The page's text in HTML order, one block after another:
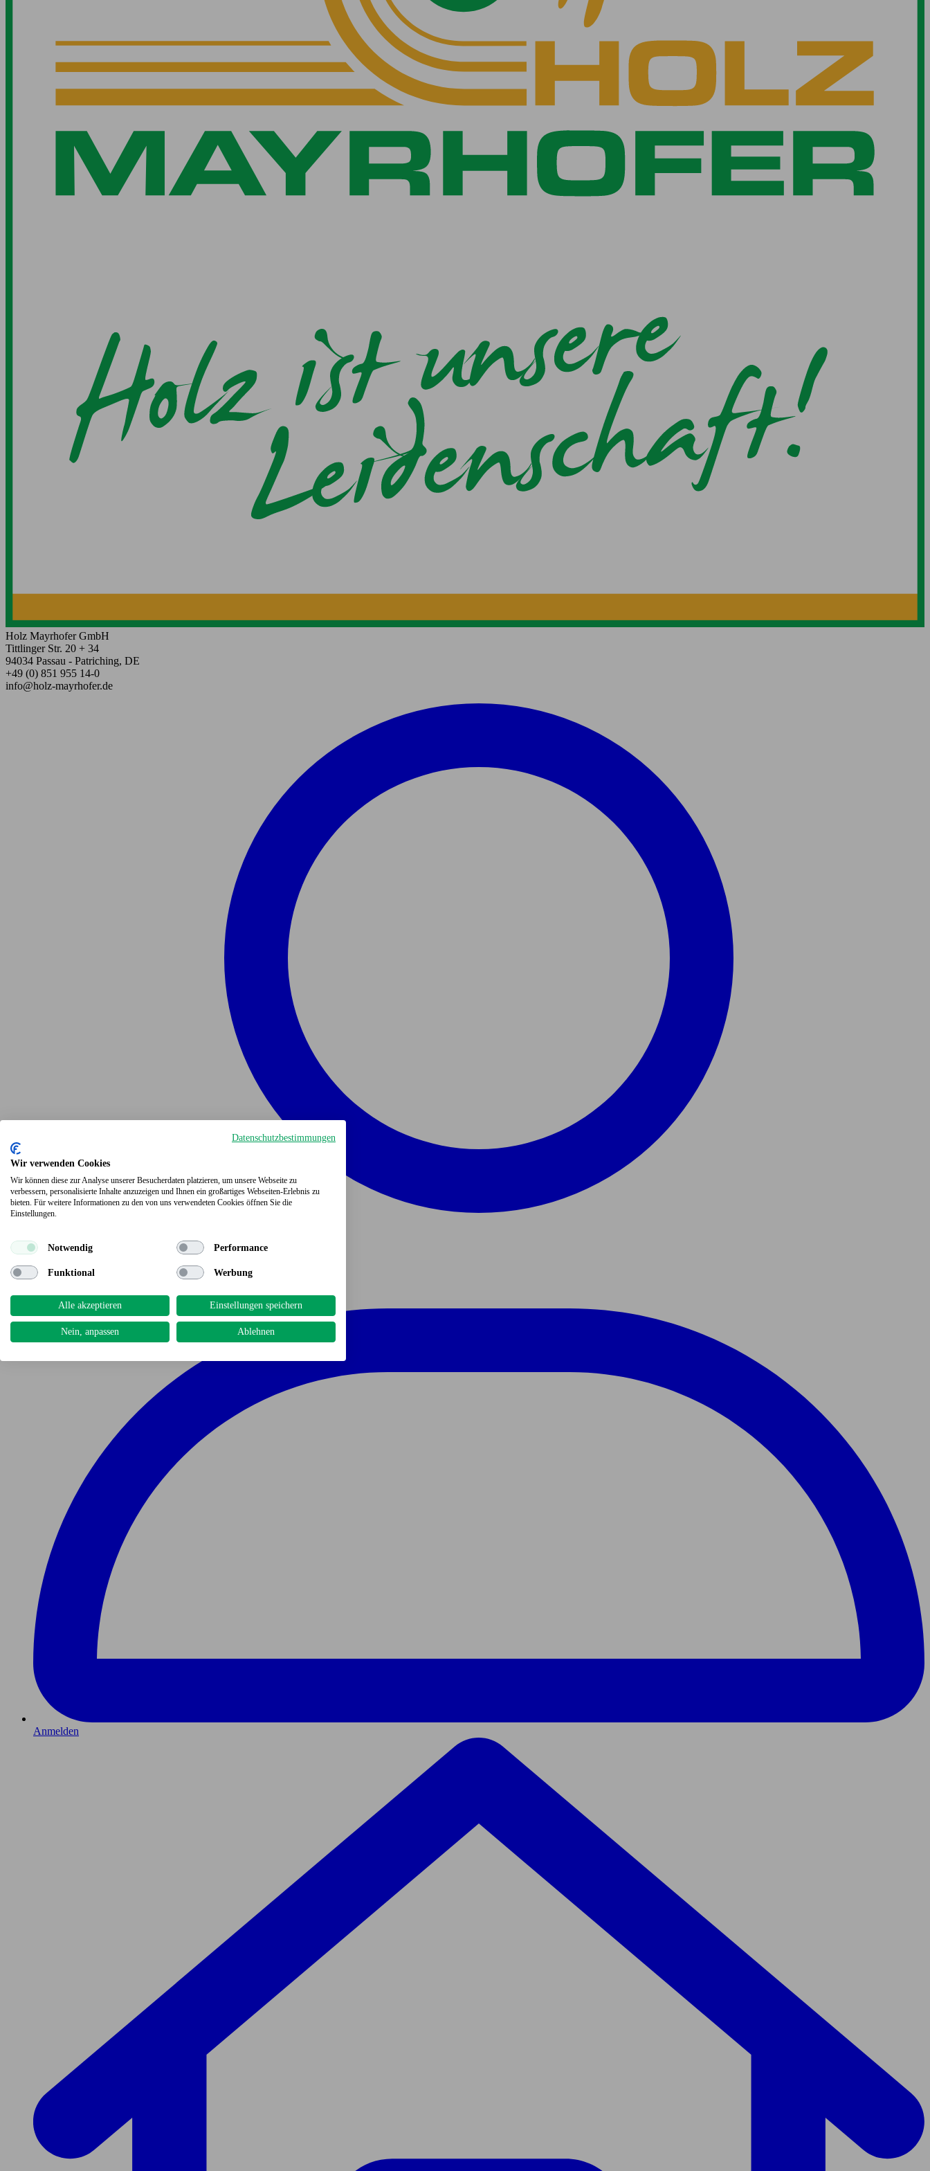
Holz Mayrhofer GmbH
Tittlinger Str. 20 + 34
94034 Passau - Patriching, DE
+49 (0) 851 955 14-0
info@holz-mayrhofer.de
Anmelden
Datenschutzbestimmungen
Wir verwenden Cookies
Wir können diese zur Analyse unserer Besucherdaten platzieren, um unsere Webseite zu
verbessern, personalisierte Inhalte anzuzeigen und Ihnen ein großartiges Webseiten-Erlebnis zu
bieten. Für weitere Informationen zu den von uns verwendeten Cookies öffnen Sie die
Einstellungen.
Notwendig Performance
Funktional Werbung
Alle akzeptieren Einstellungen speichern
Nein, anpassen Ablehnen